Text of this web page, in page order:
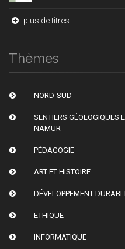
plus de titres
Thèmes
NORD-SUD
SENTIERS GÉOLOGIQUES
NAMUR
PÉDAGOGIE
ART ET HISTOIRE
DÉVELOPPEMENT
ETHIQUE
INFORMATIQUE